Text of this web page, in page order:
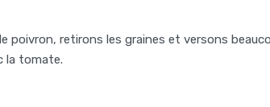
poivron, retirons les graines et versons
la tomate.